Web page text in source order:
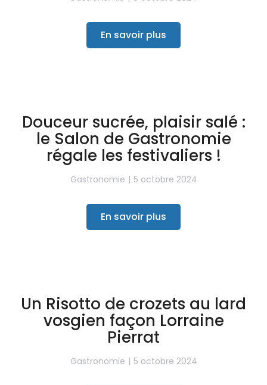
En savoir plus
Douceur sucrée, plaisir salé :
le Salon de Gastronomie
régale les festivaliers !
Gastronomie 5 octobre 2024
En savoir plus
Un Risotto de crozets au lard
vosgien façon Lorraine
Pierrat
Gastronomie 5 octobre 2024